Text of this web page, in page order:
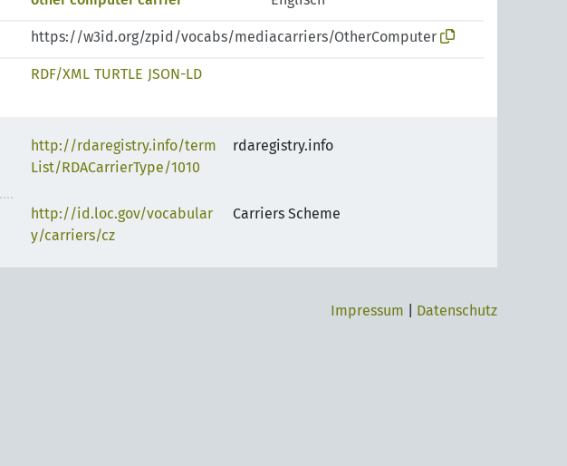
https://w3id.org/zpid/vocabs/mediacarriers/OtherComputer
RDF/XML TURTLE JSON-LD
http://rdaregistry.info/term
List/RDACarrierType/1010
rdaregistry.info
http://id.loc.gov/vocabular
y/carriers/cz
Carriers Scheme
Impressum Datenschutz